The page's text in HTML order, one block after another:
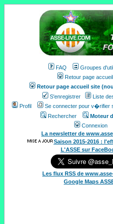
FAQ
Groupes
Retour page
Retour page accueil site
S'enregistrer
Liste
Profil
Se connecter pour v�rifier
Rechercher
Moteur
Connexion
La newsletter de
Saison 2015-2016 :
L'ASSE sur
Les flux RSS de
Google Maps